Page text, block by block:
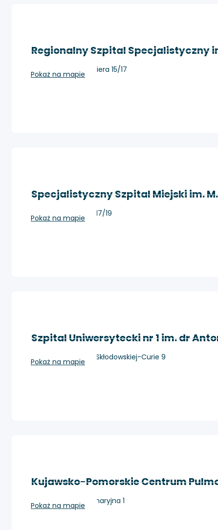
Regionalny Szpital Specjalistyczny
Grudziądz, Rydygiera 15/17
Pokaż na mapie
Specjalistyczny Szpital Miejski im.
Toruń, Batorego 17/19
Pokaż na mapie
Szpital Uniwersytecki nr 1 im. dr
Bydgoszcz, Marii Skłodowskiej-Curie 9
Pokaż na mapie
Kujawsko-Pomorskie Centrum
Bydgoszcz, Seminaryjna 1
Pokaż na mapie